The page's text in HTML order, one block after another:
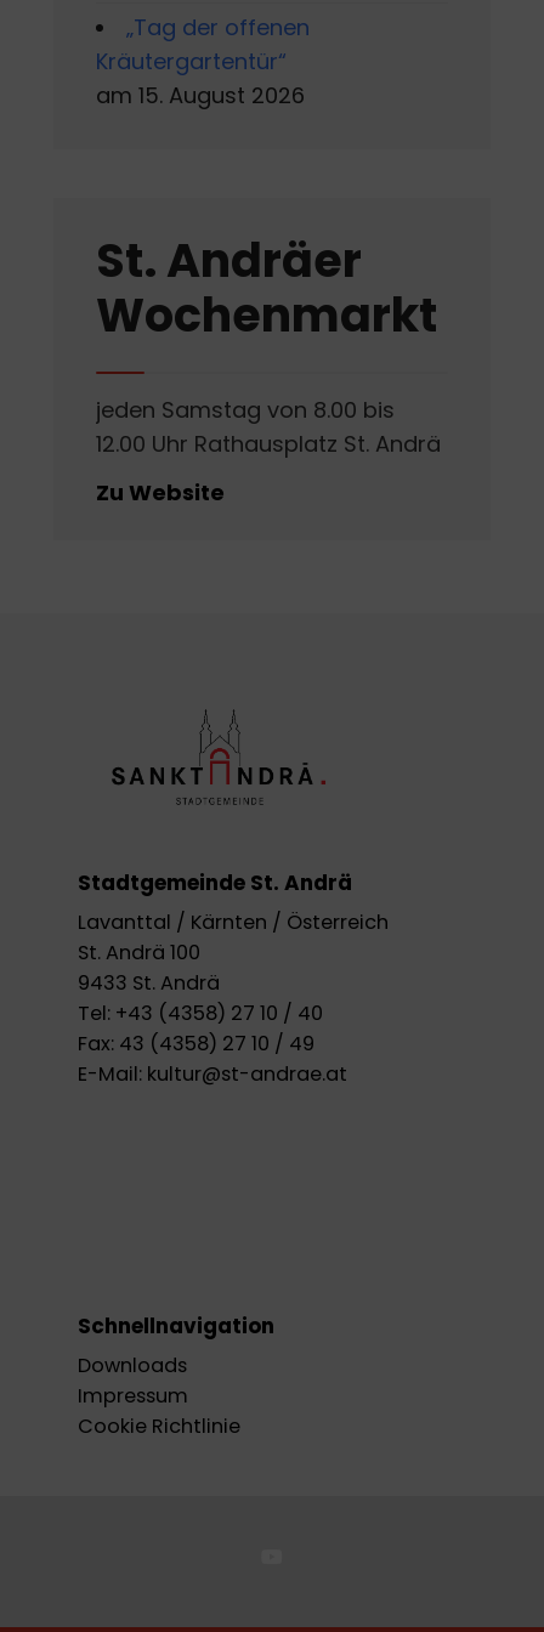
„Tag der offenen
Kräutergartentür“
am 15. August 2026
St. Andräer
Wochenmarkt
jeden Samstag von 8.00 bis
12.00 Uhr Rathausplatz St. Andrä
Zu Website
Stadtgemeinde St. Andrä
Lavanttal / Kärnten / Österreich
St. Andrä 100
9433 St. Andrä
Tel: +43 (4358) 27 10 / 40
Fax: 43 (4358) 27 10 / 49
E-Mail: kultur@st-andrae.at
Schnellnavigation
Downloads
Impressum
Cookie Richtlinie